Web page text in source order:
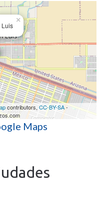
Luis
×
contributors, CC-BY-SA-
Maps